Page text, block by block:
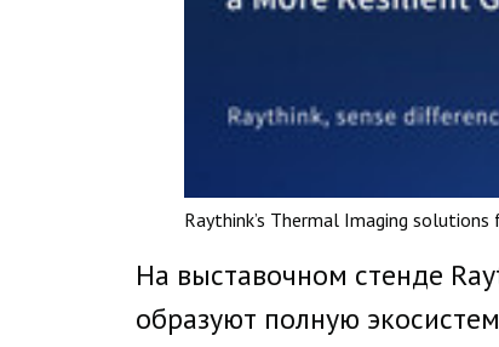
Raythink’s Thermal Imaging
На выставочном стенде
образуют полную